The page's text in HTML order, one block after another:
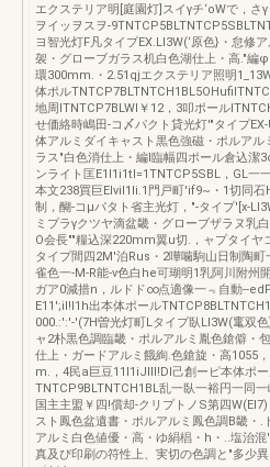
エクステリア明[庭園灯]スイγチ‘oWで，さ
ヲイッヲスヲ-
ヨ智光灯F凡タイプEX.LI3W(‘原色}・怠修
袈・グローブガラス机白色湖仕上・高."編
環300mm.・2.51qjエクステリア照明
体ポル
地周ITNTCP7BLWI￥12，3叩ポール
せ価絡時嶋田-コ〆パクト貸光灯'"タイプ
体アルミダイキャスト黒色強磁・ポルアル
ラス"白色消仕上・編l臨幅四ポール倉込
ンライト匡E1l1i1tI=1TNTCP5SBL，GL一
本文238買巨EIvil1li.1門戸町'if9~・1切同
制，醐-コμパタト省主光灯，"-タイプ'[x-
ミプラγクツヤ滴盆畿・グローブザラヌ乳
O会長""糧込深220mm翼u切.，ャプタイヤ
タイプ間四2M'泊Rus・2嘩噛駒山日制陶町
雀色一-M-R能-v色白he可瑚明1乳阿川附州
ガア0減措n，ルドド∞点適像一﹃自動--edF
E11';iI!l1h出本体ポール
000.:':'-'(7H曽光灯町Lタイプ臥Ll3W(竃双
ャ2朴黒色調臨畿・ポルアルミ胤色鎗僻・
仕上・ガードアルミ餓絢.色鎗旋・高1055
m.，4民a巨豆11l1iJIII!DI己創ーピ本体ポ
TNTCP9BLTNTCH1BL乱一臥一裕円一同
国主主盟￥四!償却-クリプトノS第四
スト鳳色盆遺書・ポルアルミ鳳色調B畿・.
アルミ白色値優・高・ゆ絹椙・h・..塩治
真及ぴ印刷の符性上、実切の色調と"多少